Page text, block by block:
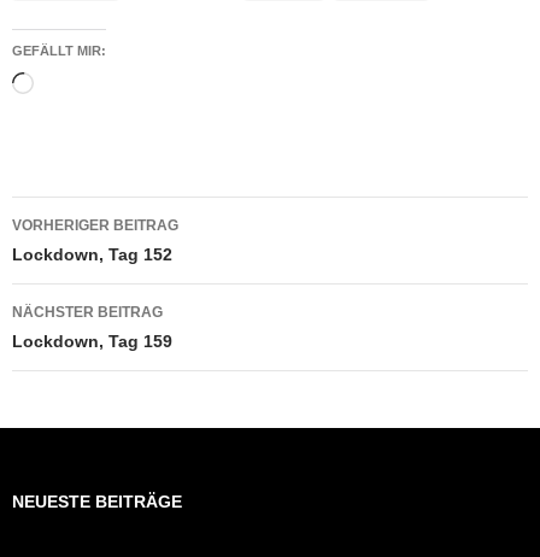
GEFÄLLT MIR:
Wird
Beitragsnavigation
VORHERIGER BEITRAG
Lockdown, Tag 152
NÄCHSTER BEITRAG
Lockdown, Tag 159
NEUESTE BEITRÄGE